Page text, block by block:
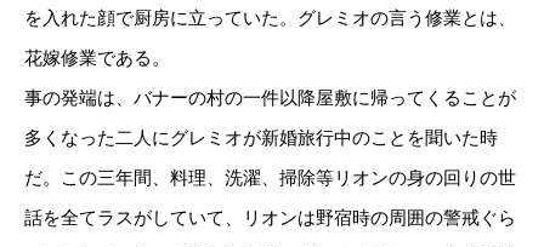
を入れた顔で厨房に立っていた。グレミオの言う修業とは、
花嫁修業である。
事の発端は、バナーの村の一件以降屋敷に帰ってくることが
多くなった二人にグレミオが新婚旅行中のことを聞いた時
だ。この三年間、料理、洗濯、掃除等リオンの身の回りの世
話を全てラスがしていて、リオンは野宿時の周囲の警戒ぐら